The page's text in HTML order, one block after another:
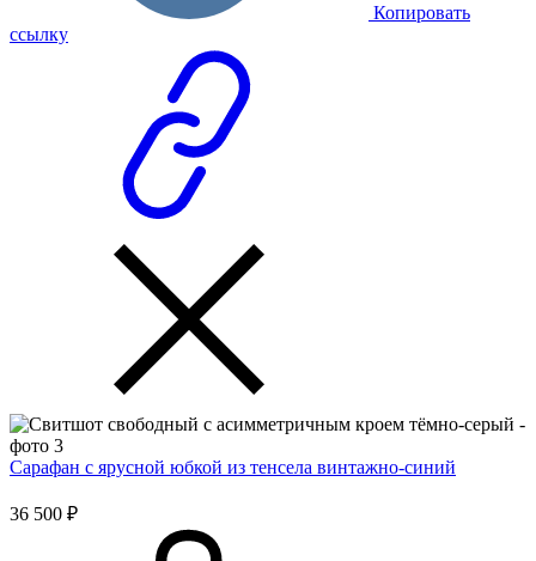
Копировать
ссылку
Сарафан с ярусной юбкой из тенсела винтажно-синий
36 500 ₽